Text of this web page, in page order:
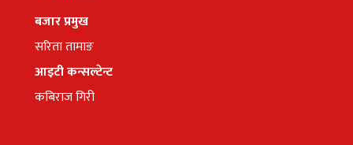
बजार प्रमुख
सरिता तामाङ
आइटी कन्सल्टेन्ट
कबिराज गिरी